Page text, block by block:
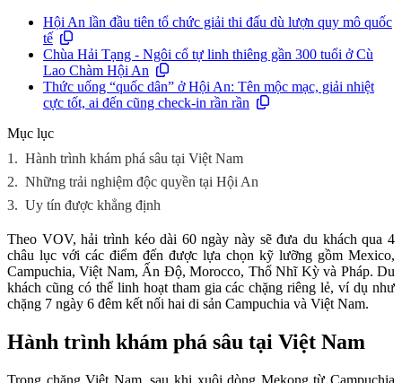
Hội An lần đầu tiên tổ chức giải thi đấu dù lượn quy mô quốc
tế
Chùa Hải Tạng - Ngôi cổ tự linh thiêng gần 300 tuổi ở Cù
Lao Chàm Hội An
Thức uống “quốc dân” ở Hội An: Tên mộc mạc, giải nhiệt
cực tốt, ai đến cũng check-in rần rần
Mục lục
1. Hành trình khám phá sâu tại Việt Nam
2. Những trải nghiệm độc quyền tại Hội An
3. Uy tín được khẳng định
Theo VOV, hải trình kéo dài 60 ngày này sẽ đưa du khách qua 4
châu lục với các điểm đến được lựa chọn kỹ lưỡng gồm Mexico,
Campuchia, Việt Nam, Ấn Độ, Morocco, Thổ Nhĩ Kỳ và Pháp. Du
khách cũng có thể linh hoạt tham gia các chặng riêng lẻ, ví dụ như
chặng 7 ngày 6 đêm kết nối hai di sản Campuchia và Việt Nam.
Hành trình khám phá sâu tại Việt Nam
Trong chặng Việt Nam, sau khi xuôi dòng Mekong từ Campuchia